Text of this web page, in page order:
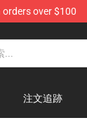
over $100
注文追跡